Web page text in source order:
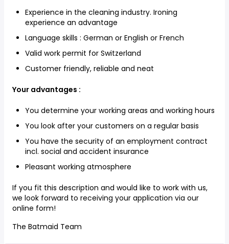
Experience in the cleaning industry. Ironing
experience an advantage
Language skills : German or English or French
Valid work permit for Switzerland
Customer friendly, reliable and neat
Your advantages :
You determine your working areas and working hours
You look after your customers on a regular basis
You have the security of an employment contract
incl. social and accident insurance
Pleasant working atmosphere
If you fit this description and would like to work with us,
we look forward to receiving your application via our
online form!
The Batmaid Team